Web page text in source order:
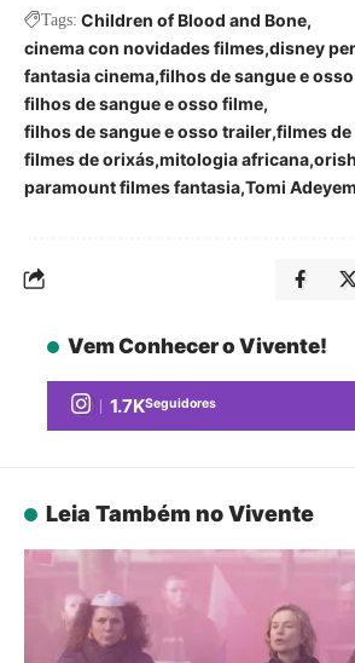
Tags: Children of Blood and Bone
cinema con novidades filmes disney
fantasia cinema filhos de sangue e
filhos de sangue e osso filme
filhos de sangue e osso trailer filmes
filmes de orixás mitologia africana
paramount filmes fantasia Tomi
Vem Conhecer o Vivente!
1.7KSeguidores
Leia Também no Vivente